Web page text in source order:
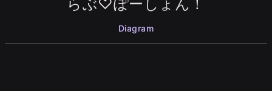
らぶ♡ぽーしょん！
Diagram